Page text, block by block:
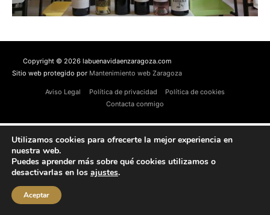
Copyright © 2026 labuenavidaenzaragoza.com
Sitio web protegido por Mantenimiento web Zaragoza
Aviso Legal Política de privacidad
Política de cookies
Contacta conmigo
Utilizamos cookies para ofrecerte la mejor experiencia en
nuestra web.
Puedes aprender más sobre qué cookies utilizamos o
desactivarlas en los ajustes.
Aceptar